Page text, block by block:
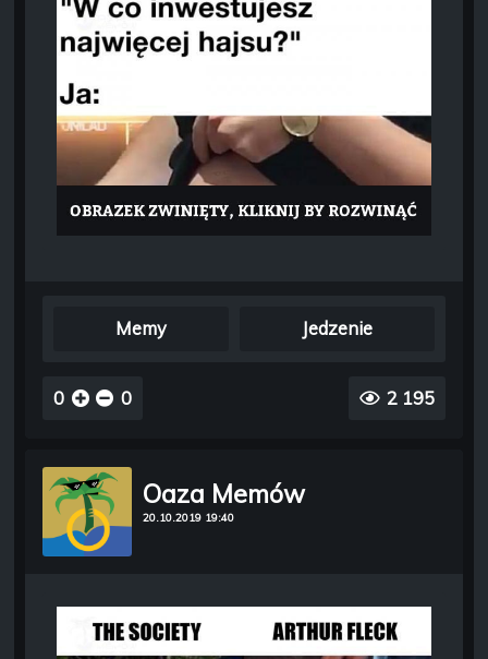
Memy Jedzenie
0 0 2 195
Oaza Memów
20.10.2019 19:40